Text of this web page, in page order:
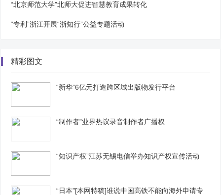
“北京师范大学”北师大促进智慧教育成果转化
“专利”浙江开展“浙知行”公益专题活动
精彩图文
“新华”6亿元打造跨区域出版物发行平台
“制作者”业界热议录音制作者广播权
“知识产权”江苏无锡电信举办知识产权宣传活动
“日本”[本网特稿]谁说中国高铁不能向海外申请专